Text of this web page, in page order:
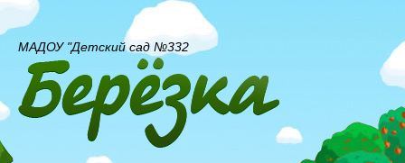
МАДОУ "Детский сад №332